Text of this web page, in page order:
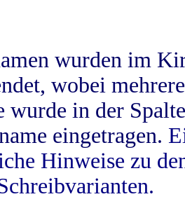
wurden im
wobei
wurde in der
eingetragen.
Hinweise zu